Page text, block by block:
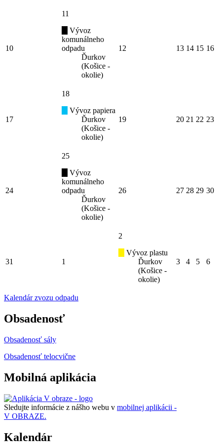
10
11
Vývoz
komunálneho
odpadu
Ďurkov
(Košice -
okolie)
12 13 14 15 16
17
18
Vývoz papiera
Ďurkov
(Košice -
okolie)
19 20 21 22 23
24
25
Vývoz
komunálneho
odpadu
Ďurkov
(Košice -
okolie)
26 27 28 29 30
31 1
2
Vývoz plastu
Ďurkov
(Košice -
okolie)
3 4 5 6
Kalendár zvozu odpadu
Obsadenosť
Obsadenosť sály
Obsadenosť telocvične
Mobilná aplikácia
Sledujte informácie z nášho webu v mobilnej aplikácii -
V OBRAZE.
Kalendár